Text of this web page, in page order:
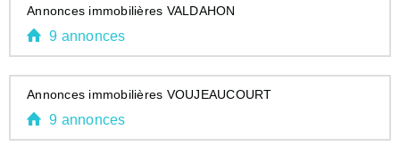
Annonces immobilières VALDAHON
9 annonces
Annonces immobilières VOUJEAUCOURT
9 annonces